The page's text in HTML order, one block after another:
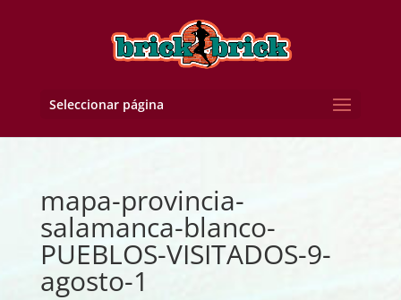
Seleccionar página
mapa-provincia-
salamanca-blanco-
PUEBLOS-VISITADOS-9-
agosto-1